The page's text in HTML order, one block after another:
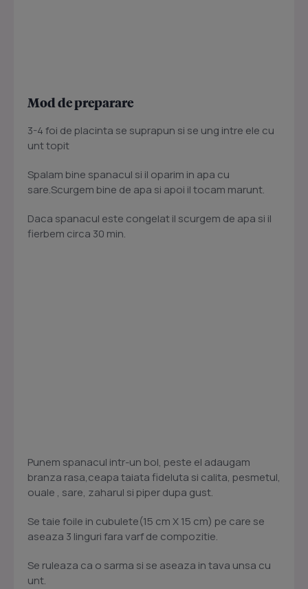
Mod de preparare
3-4 foi de placinta se suprapun si se ung intre ele cu
unt topit
Spalam bine spanacul si il oparim in apa cu
sare.Scurgem bine de apa si apoi il tocam marunt.
Daca spanacul este congelat il scurgem de apa si il
fierbem circa 30 min.
Punem spanacul intr-un bol, peste el adaugam
branza rasa,ceapa taiata fideluta si calita, pesmetul,
ouale , sare, zaharul si piper dupa gust.
Se taie foile in cubulete(15 cm X 15 cm) pe care se
aseaza 3 linguri fara varf de compozitie.
Se ruleaza ca o sarma si se aseaza in tava unsa cu
unt.